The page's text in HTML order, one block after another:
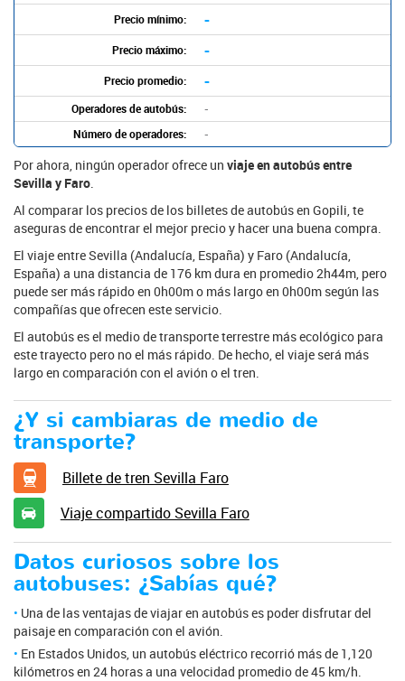
Precio mínimo: -
Precio máximo: -
Precio promedio: -
Operadores de autobús:
-
Número de operadores:
-
Por ahora, ningún operador ofrece un viaje en autobús entre
Sevilla y Faro
Al comparar los precios de los billetes de autobús en Gopili, te
aseguras de encontrar el mejor precio y hacer una buena compra.
El viaje entre Sevilla (Andalucía, España) y Faro (Andalucía,
España) a una distancia de 176 km dura en promedio 2h44m, pero
puede ser más rápido en 0h00m o más largo en 0h00m según las
compañías que ofrecen este servicio.
El autobús es el medio de transporte terrestre más ecológico para
este trayecto pero no el más rápido. De hecho, el viaje será más
largo en comparación con el avión o el tren.
¿Y si cambiaras de medio de
transporte?
Billete de tren Sevilla Faro
Viaje compartido Sevilla Faro
Datos curiosos sobre los
autobuses: ¿Sabías qué?
Una de las ventajas de viajar en autobús es poder disfrutar del
paisaje en comparación con el avión.
En Estados Unidos, un autobús eléctrico recorrió más de 1,120
kilómetros en 24 horas a una velocidad promedio de 45 km/h.